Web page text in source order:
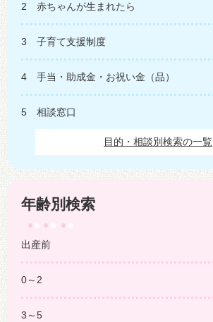
2 赤ちゃんが生まれたら
3 子育て支援制度
4 手当・助成金・お祝い金（品）
5 相談窓口
目的・相談別検索の一覧
年齢別検索
出産前
0～2
3～5